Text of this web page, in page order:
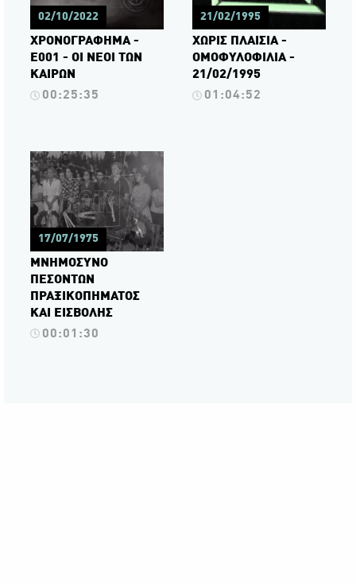
02/10/2022
ΧΡΟΝΟΓΡΑΦΗΜΑ -
Ε001 - ΟΙ ΝΕΟΙ ΤΩΝ
ΚΑΙΡΩΝ
00:25:35
21/02/1995
ΧΩΡΙΣ ΠΛΑΙΣΙΑ -
ΟΜΟΦΥΛΟΦΙΛΙΑ -
21/02/1995
01:04:52
17/07/1975
ΜΝΗΜΟΣΥΝΟ
ΠΕΣΟΝΤΩΝ
ΠΡΑΞΙΚΟΠΗΜΑΤΟΣ
ΚΑΙ ΕΙΣΒΟΛΗΣ
00:01:30